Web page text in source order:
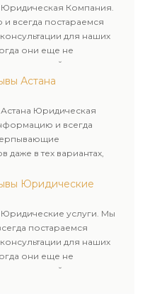
Компания.
всегда постараемся
для наших
они еще не
нашей компании.
Астана
Юридическая
и всегда
даже в тех вариантах,
Юридические
услуги. Мы
постараемся
для наших
они еще не
нашей компании.